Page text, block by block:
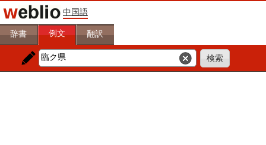
中国語
辞書 例文 翻訳